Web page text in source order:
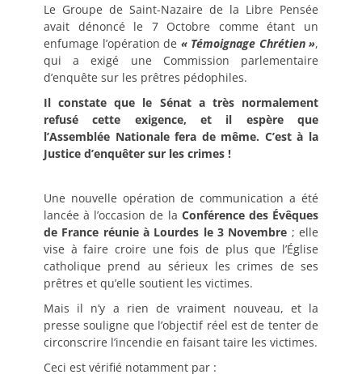
Le Groupe de Saint-Nazaire de la Libre Pensée
avait dénoncé le 7 Octobre comme étant un
enfumage l’opération de « Témoignage Chrétien »,
qui a exigé une Commission parlementaire
d’enquête sur les prêtres pédophiles.
Il constate que le Sénat a très normalement
refusé cette exigence, et il espère que
l’Assemblée Nationale fera de même. C’est à la
Justice d’enquêter sur les crimes !
Une nouvelle opération de communication a été
lancée à l’occasion de la Conférence des Évêques
de France réunie à Lourdes le 3 Novembre ; elle
vise à faire croire une fois de plus que l’Église
catholique prend au sérieux les crimes de ses
prêtres et qu’elle soutient les victimes.
Mais il n’y a rien de vraiment nouveau, et la
presse souligne que l’objectif réel est de tenter de
circonscrire l’incendie en faisant taire les victimes.
Ceci est vérifié notamment par :